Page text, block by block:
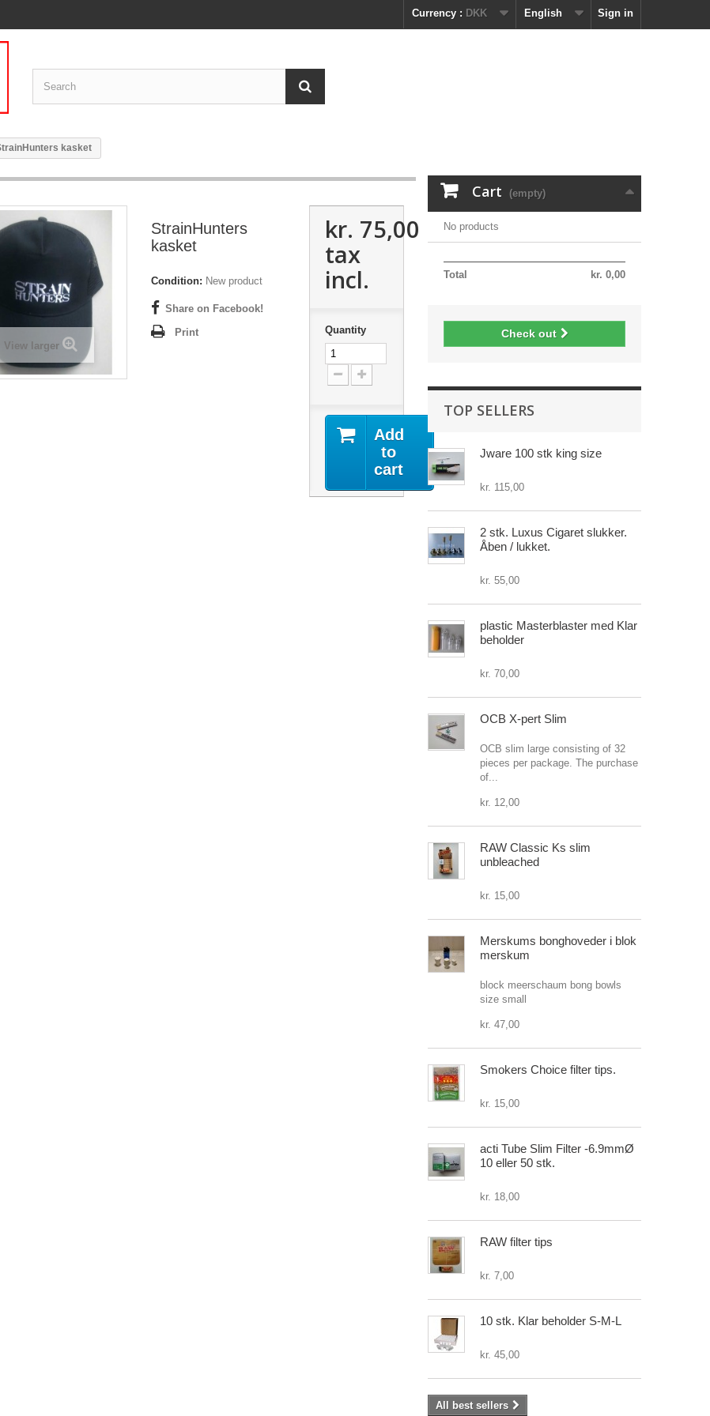
Sign in
English
Currency : DKK
kasket
View larger
StrainHunters
kasket
Condition: New product
Share on Facebook!
Print
kr. 75,00
tax
incl.
Quantity
Add
to
cart
Cart (empty)
No products
kr. 0,00
Total
Check out
TOP SELLERS
Jware 100 stk king size
kr. 115,00
2 stk. Luxus Cigaret slukker.
Åben / lukket.
kr. 55,00
plastic Masterblaster med Klar
beholder
kr. 70,00
OCB X-pert Slim
OCB slim large consisting of 32
pieces per package. The purchase
of...
kr. 12,00
RAW Classic Ks slim
unbleached
kr. 15,00
Merskums bonghoveder i blok
merskum
block meerschaum bong bowls
size small
kr. 47,00
Smokers Choice filter tips.
kr. 15,00
acti Tube Slim Filter -6.9mmØ
10 eller 50 stk.
kr. 18,00
RAW filter tips
kr. 7,00
10 stk. Klar beholder S-M-L
kr. 45,00
All best sellers